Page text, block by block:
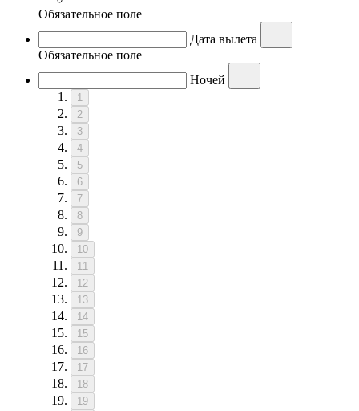
Обязательное поле
Дата вылета
Обязательное поле
Ночей
1
2
3
4
5
6
7
8
9
10
11
12
13
14
15
16
17
18
19